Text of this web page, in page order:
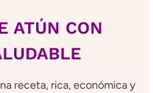
ATÚN CON
receta, rica, económica y